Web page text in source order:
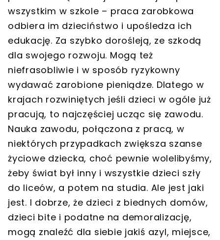
wszystkim w szkole – praca zarobkowa
odbiera im dzieciństwo i upośledza ich
edukację. Za szybko dorośleją, ze szkodą
dla swojego rozwoju. Mogą też
niefrasobliwie i w sposób ryzykowny
wydawać zarobione pieniądze. Dlatego w
krajach rozwiniętych jeśli dzieci w ogóle już
pracują, to najczęściej ucząc się zawodu.
Nauka zawodu, połączona z pracą, w
niektórych przypadkach zwiększa szanse
życiowe dziecka, choć pewnie wolelibyśmy,
żeby świat był inny i wszystkie dzieci szły
do liceów, a potem na studia. Ale jest jaki
jest. I dobrze, że dzieci z biednych domów,
dzieci bite i podatne na demoralizację,
mogą znaleźć dla siebie jakiś azyl, miejsce,